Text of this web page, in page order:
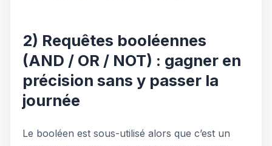
2) Requêtes booléennes
(AND / OR / NOT) : gagner en
précision sans y passer la
journée
Le booléen est sous-utilisé alors que c’est un